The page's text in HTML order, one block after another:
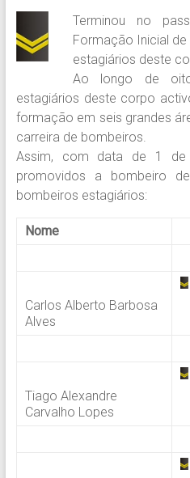
Terminou no
Formação Inicial
estagiários deste
Ao longo de
estagiários deste corpo
formação em seis grandes
carreira de bombeiros.
Assim, com data de 1 de
promovidos a bombeiro
bombeiros estagiários:
Nome
Carlos Alberto Barbosa
Alves
Tiago Alexandre
Carvalho Lopes